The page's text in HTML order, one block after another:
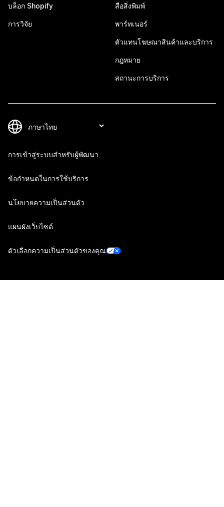
บล็อก Shopify
การวิจัย
สื่อสิ่งพิมพ์
พาร์ทเนอร์
ตัวแทนโฆษณาสินค้าและบริการ
กฎหมาย
สถานะการบริการ
การเข้าสู่ระบบสำหรับผู้พัฒนา
ข้อกำหนดในการใช้บริการ
นโยบายความเป็นส่วนตัว
แผนผังเว็บไซต์
ตัวเลือกความเป็นส่วนตัวของคุณ